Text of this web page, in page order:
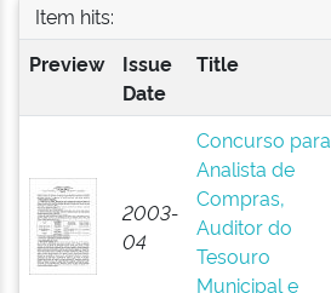
Item hits:
Preview
Issue
Date
Title
2003-
04
Concurso para
Analista de
Compras,
Auditor do
Tesouro
Municipal e